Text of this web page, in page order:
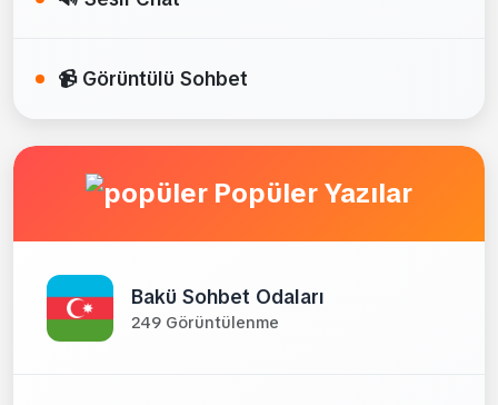
📹 Görüntülü Sohbet
Popüler Yazılar
Bakü Sohbet Odaları
249 Görüntülenme